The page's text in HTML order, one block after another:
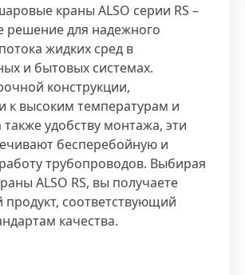
краны ALSO серии RS –
решение для надежного
жидких сред в
и бытовых системах.
конструкции,
к высоким температурам и
удобству монтажа, эти
бесперебойную и
трубопроводов. Выбирая
ALSO RS, вы получаете
соответствующий
качества.